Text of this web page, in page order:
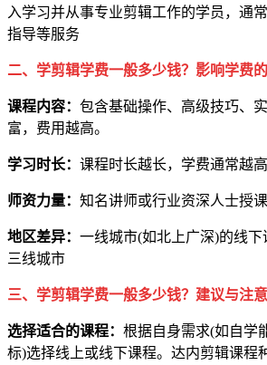
入学习并从事专业剪辑工作的学员，通
指导等服务
二、学剪辑学费一般多少钱？影响学费
课程内容： 包含基础操作、高级技巧、
富，费用越高。
学习时长： 课程时长越长，学费通常越高
师资力量： 知名讲师或行业资深人士授
地区差异： 一线城市(如北上广深)的线
三线城市
三、学剪辑学费一般多少钱？建议与注
选择适合的课程： 根据自身需求(如自学
标)选择线上或线下课程。达内剪辑课程